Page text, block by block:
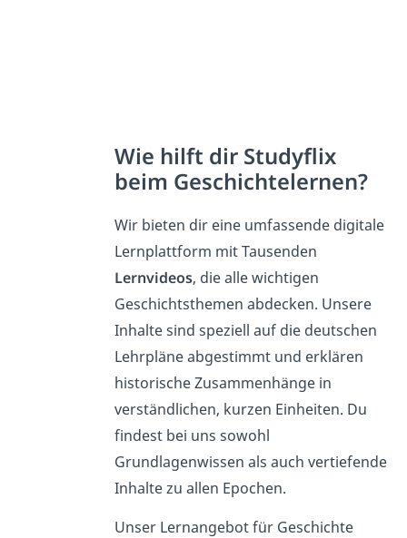
Wie hilft dir Studyflix
beim Geschichtelernen?
Wir bieten dir eine umfassende digitale
Lernplattform mit Tausenden
Lernvideos, die alle wichtigen
Geschichtsthemen abdecken. Unsere
Inhalte sind speziell auf die deutschen
Lehrpläne abgestimmt und erklären
historische Zusammenhänge in
verständlichen, kurzen Einheiten. Du
findest bei uns sowohl
Grundlagenwissen als auch vertiefende
Inhalte zu allen Epochen.
Unser Lernangebot für Geschichte